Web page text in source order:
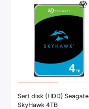
Sərt disk (HDD) Seagate
SkyHawk 4TB